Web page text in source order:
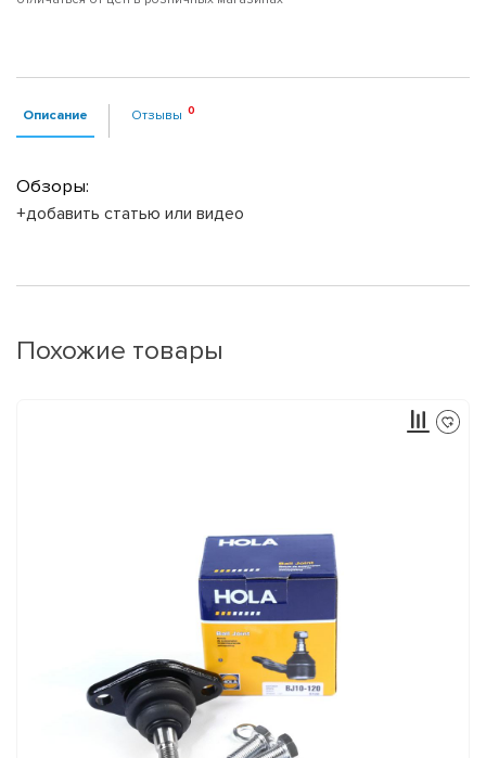
Описание Отзывы
Обзоры:
+добавить статью или видео
Похожие товары